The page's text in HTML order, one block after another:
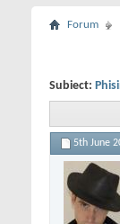
Forum
Subiect:
5th June